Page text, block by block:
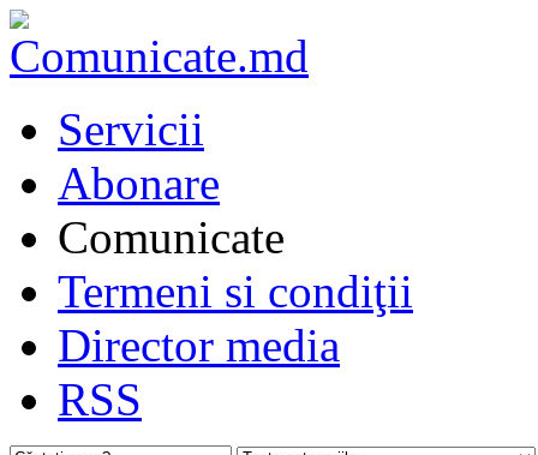
Servicii
Abonare
Comunicate
Termeni si condiţii
Director media
RSS